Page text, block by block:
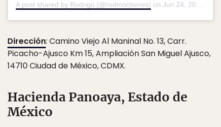
A post shared by Rodrigo (@rodmontorres) on Jun 24, 2019 at 9:12am PDT
Dirección: Camino Viejo Al Maninal No. 13, Carr.
Picacho-Ajusco Km 15, Ampliación San Miguel Ajusco,
14710 Ciudad de México, CDMX.
Hacienda Panoaya, Estado de
México